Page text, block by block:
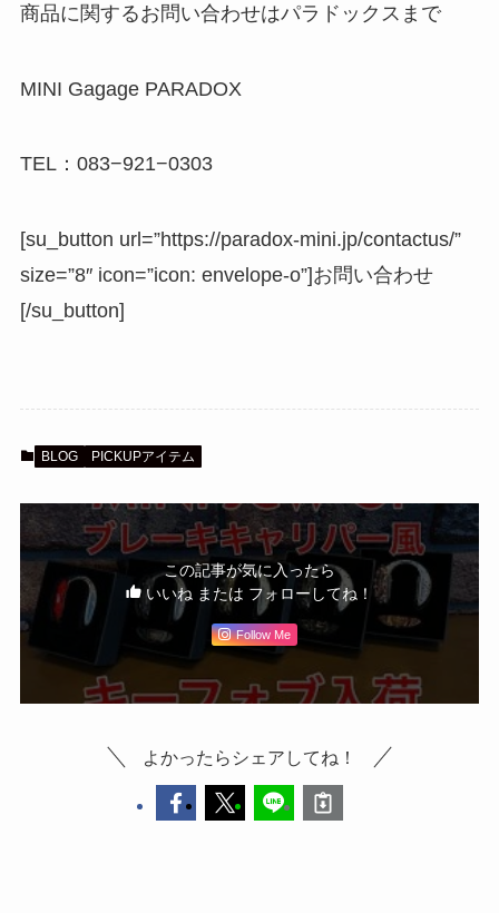
商品に関するお問い合わせはパラドックスまで
MINI Gagage PARADOX
TEL：083−921−0303
[su_button url=”https://paradox-mini.jp/contactus/”
size=”8″ icon=”icon: envelope-o”]お問い合わせ
[/su_button]
BLOG PICKUPアイテム
この記事が気に入ったら
いいね または フォローしてね！
Follow Me
よかったらシェアしてね！